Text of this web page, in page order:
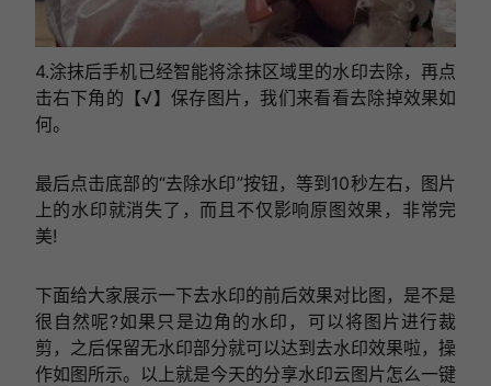
4.涂抹后手机已经智能将涂抹区域里的水印去除，再点
击右下角的【√】保存图片，我们来看看去除掉效果如
何。
最后点击底部的“去除水印”按钮，等到10秒左右，图片
上的水印就消失了，而且不仅影响原图效果，非常完
美!
下面给大家展示一下去水印的前后效果对比图，是不是
很自然呢?如果只是边角的水印，可以将图片进行裁
剪，之后保留无水印部分就可以达到去水印效果啦，操
作如图所示。以上就是今天的分享水印云图片怎么一键